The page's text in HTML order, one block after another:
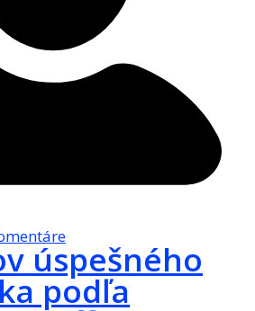
úspešného
podľa